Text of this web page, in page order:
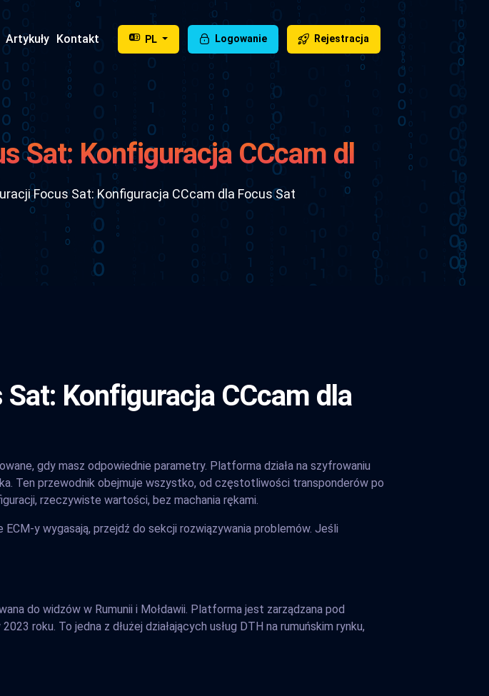
Artykuły Kontakt PL Logowanie Rejestracja
Sat: Konfiguracja CCcam dla
Sat
Focus Sat: Konfiguracja CCcam dla Focus Sat
Konfiguracja CCcam dla
gdy masz odpowiednie parametry. Platforma działa na szyfrowaniu
Ten przewodnik obejmuje wszystko, od częstotliwości transponderów po
rzeczywiste wartości, bez machania rękami.
y wygasają, przejdź do sekcji rozwiązywania problemów. Jeśli
do widzów w Rumunii i Mołdawii. Platforma jest zarządzana pod
roku. To jedna z dłużej działających usług DTH na rumuńskim rynku,